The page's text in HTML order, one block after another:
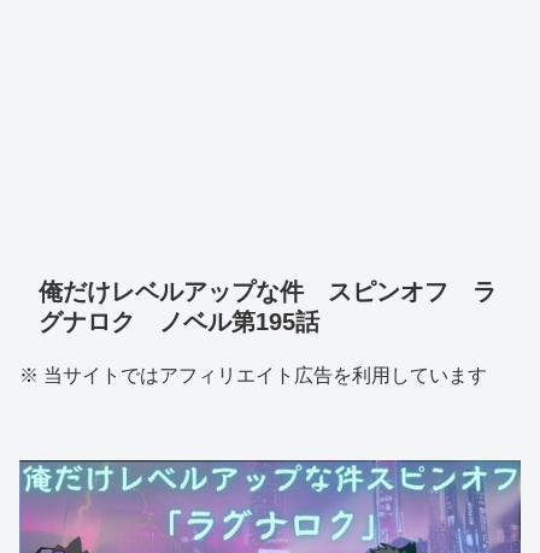
俺だけレベルアップな件 スピンオフ ラ
グナロク ノベル第195話
※ 当サイトではアフィリエイト広告を利用しています